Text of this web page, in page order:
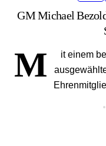
GM Michael
M
it einem